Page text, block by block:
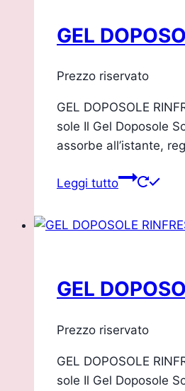
GEL
Prezzo riservato
GEL DOPOSOLE
sole Il Gel Doposole
assorbe all’istante,
Leggi tutto
GEL
Prezzo riservato
GEL DOPOSOLE
sole Il Gel Doposole